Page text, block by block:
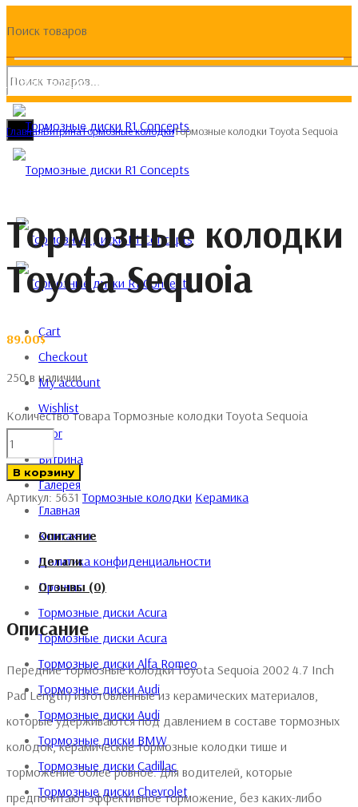
Поиск товаров
(093) 133 133 4
Cart
Checkout
My account
Wishlist
Блог
Витрина
Галерея
Главная
Контакты
Политика конфиденциальности
Про нас
Тормозные диски Acura
Тормозные диски Acura
Тормозные диски Alfa Romeo
Тормозные диски Audi
Тормозные диски Audi
Тормозные диски BMW
Тормозные диски Cadillac
Тормозные диски Chevrolet
ГлавнаяВитринаТормозные колодкиТормозные колодки Toyota Sequoia
Тормозные колодки
Toyota Sequoia
89.00$
250 в наличии
Количество товара Тормозные колодки Toyota Sequoia
В корзину
Артикул: 5631 Тормозные колодки Керамика
Описание
Детали
Отзывы (0)
Описание
Передние тормозные колодки Toyota Sequoia 2002 4.7 Inch
Pad Length) изготовленные из керамических материалов,
которые удерживаются под давлением в составе тормозных
колодок, керамические тормозные колодки тише и
торможение более ровное. Для водителей, которые
предпочитают эффективное торможение, без каких-либо